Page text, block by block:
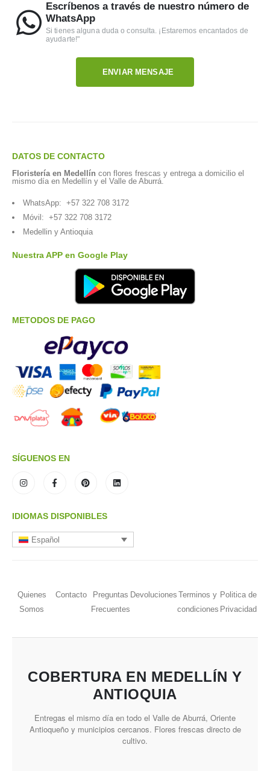
Escríbenos a través de nuestro número de
WhatsApp
Si tienes alguna duda o consulta. ¡Estaremos encantados de
ayudarte!"
ENVIAR MENSAJE
DATOS DE CONTACTO
Floristería en Medellín con flores frescas y entrega a domicilio el
mismo día en Medellín y el Valle de Aburrá.
WhatsApp: +57 322 708 3172
Móvil: +57 322 708 3172
Medellin y Antioquia
Nuestra APP en Google Play
METODOS DE PAGO
SÍGUENOS EN
IDIOMAS DISPONIBLES
Español
Quienes
Somos
Contacto
Preguntas
Frecuentes
Devoluciones Terminos y
condiciones
Politica de
Privacidad
COBERTURA EN MEDELLÍN Y
ANTIOQUIA
Entregas el mismo día en todo el Valle de Aburrá, Oriente
Antioqueño y municipios cercanos. Flores frescas directo de
cultivo.